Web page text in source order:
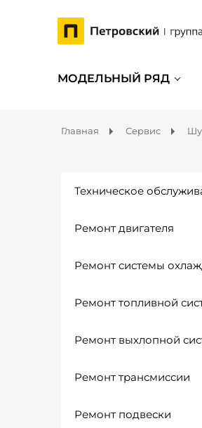
МОДЕЛЬНЫЙ РЯД
Главная Сервис
Техническое
Ремонт двигателя
Ремонт системы
Ремонт топливной
Ремонт выхлопной
Ремонт трансмиссии
Ремонт подвески